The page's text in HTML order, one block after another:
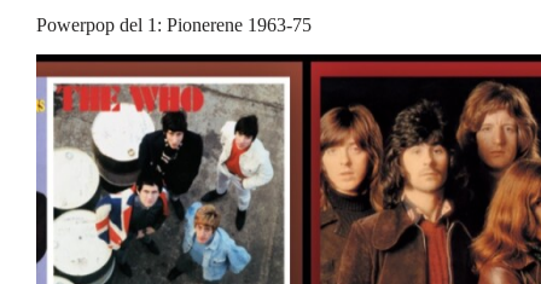
Powerpop del 1: Pionerene 1963-75